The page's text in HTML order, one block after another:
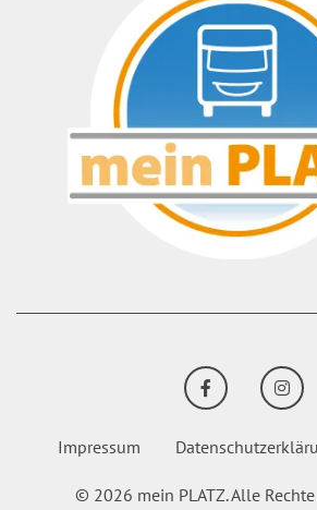
FACEBOOK
Impressum
© 2026 mein PLATZ.Alle